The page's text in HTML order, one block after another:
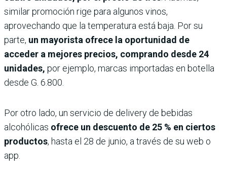
similar promoción rige para algunos vinos,
aprovechando que la temperatura está baja. Por su
parte, un mayorista ofrece la oportunidad de
acceder a mejores precios, comprando desde 24
unidades, por ejemplo, marcas importadas en botella
desde G. 6.800.
Por otro lado, un servicio de delivery de bebidas
alcohólicas ofrece un descuento de 25 % en ciertos
productos, hasta el 28 de junio, a través de su web o
app.